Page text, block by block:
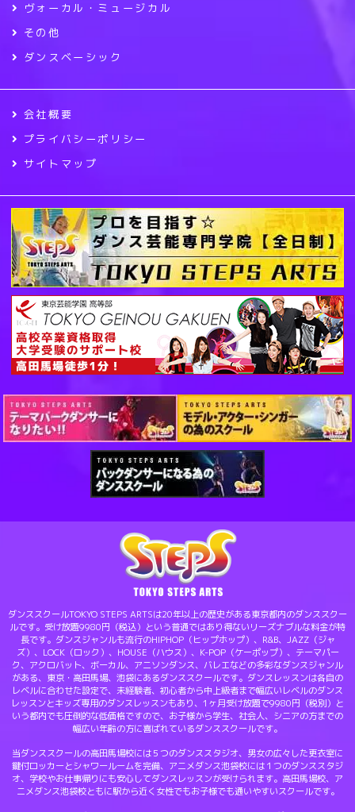
ヴォーカル・ミュージカル
その他
ダンスベーシック
会社概要
プライバシーポリシー
サイトマップ
ダンススクールTOKYO STEPS ARTSは20年以上の歴史がある東京都内のダンススクー
ルです。受け放題9980円（税込）という普通ではあり得ないリーズナブルな料金が特
長です。ダンスジャンルも流行のHIPHOP（ヒップホップ）、R&B、JAZZ（ジャ
ズ）、LOCK（ロック）、HOUSE（ハウス）、K-POP（ケーポップ）、テーマパー
ク、アクロバット、ボーカル、アニソンダンス、バレエなどの多彩なダンスジャンル
がある、東京・高田馬場、池袋にあるダンススクールです。ダンスレッスンは各自の
レベルに合わせた設定で、未経験者、初心者から中上級者まで幅広いレベルのダンス
レッスンとキッズ専用のダンスレッスンもあり、1ヶ月受け放題で9980円（税別）と
いう都内でも圧倒的な低価格ですので、お子様から学生、社会人、シニアの方までの
幅広い年齢の方に喜ばれているダンススクールです。
当ダンススクールの高田馬場校には５つのダンススタジオ、男女の広々した更衣室に
鍵付ロッカーとシャワールームを完備、アニメダンス池袋校には１つのダンススタジ
オ、学校やお仕事帰りにも安心してダンスレッスンが受けられます。高田馬場校、ア
ニメダンス池袋校ともに駅から近く女性でもお子様でも通いやすいスクールです。